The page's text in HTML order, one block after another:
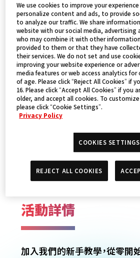
活動日期
2024年12月21日～22日
活動詳情
加入我們的新手教學，從零開
We use cookies to improve your
personalize content and ads, to provide
to analyze our traffic. We share
website with our social media, advertising
who may combine it with other
provided to them or that they have
their services. We do not set and use
improving your website experience or
media features or web access analytics for
of age. Please click “Reject All Cookies” if
16. Please click “Accept All Cookies” if you
older, and accept all cookies. To
please click “Cookie Settings”.
Privacy Policy
COOKIES SETTINGS
REJECT ALL COOKIES